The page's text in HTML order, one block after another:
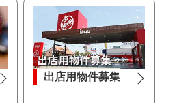
出店用物件募集